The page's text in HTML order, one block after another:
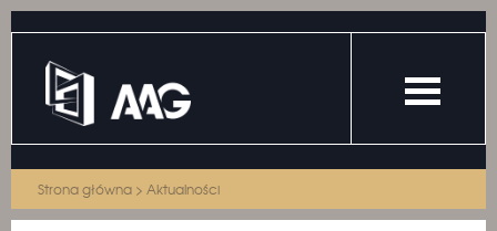
Strona główna > Aktualności